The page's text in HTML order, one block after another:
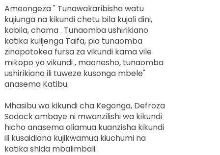
Ameongeza " Tunawakaribisha watu
kujiunga na kikundi chetu bila kujali dini,
kabila, chama . Tunaomba ushirikiano
katika kulijenga Taifa, pia tunaomba
zinapotokea fursa za vikundi kama vile
mikopo ya vikundi , maonesho, tunaomba
ushirikiano ili tuweze kusonga mbele"
anasema Katibu.
Mhasibu wa kikundi cha Kegonga, Defroza
Sadock ambaye ni mwanzilishi wa kikundi
hicho anasema aliamua kuanzisha kikundi
ili kusaidiana kujikwamua kiuchumi na
katika shida mbalimbali .